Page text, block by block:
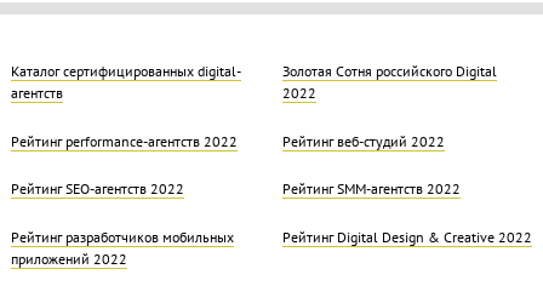
Каталог сертифицированных digital-
агентств
Золотая Cотня российского Digital
2022
Рейтинг performance-агентств 2022 Рейтинг веб-студий 2022
Рейтинг SEO-агентств 2022 Рейтинг SMM-агентств 2022
Рейтинг разработчиков мобильных
приложений 2022
Рейтинг Digital Design & Creative 2022